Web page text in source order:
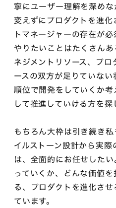
寧にユーザー理解を深め
変えずにプロダクトを進
トマネージャーの存在が必
やりたいことはたくさん
ネジメントリソース、プ
ースの双方が足りていな
順位で開発をしていくか
して推進していける方を探
もちろん大枠は引き続き
イルストーン設計から実
は、全面的にお任せした
っていくか、どんな価値
る、プロダクトを進化さ
ています。